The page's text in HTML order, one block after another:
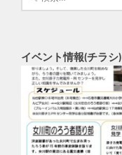
索:
イベント情報(チラシ)